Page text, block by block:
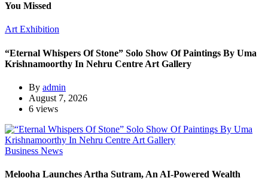
You Missed
Art Exhibition
“Eternal Whispers Of Stone” Solo Show Of Paintings By Uma
Krishnamoorthy In Nehru Centre Art Gallery
By admin
August 7, 2026
6 views
Business News
Melooha Launches Artha Sutram, An AI-Powered Wealth